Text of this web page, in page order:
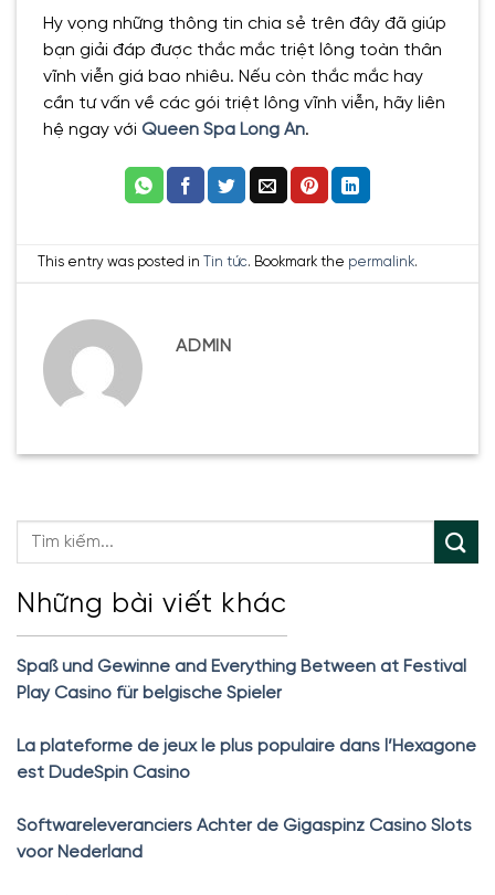
Hy vọng những thông tin chia sẻ trên đây đã giúp
bạn giải đáp được thắc mắc triệt lông toàn thân
vĩnh viễn giá bao nhiêu. Nếu còn thắc mắc hay
cần tư vấn về các gói triệt lông vĩnh viễn, hãy liên
hệ ngay với Queen Spa Long An.
This entry was posted in Tin tức. Bookmark the permalink.
ADMIN
Những bài viết khác
Spaß und Gewinne and Everything Between at Festival
Play Casino für belgische Spieler
La plateforme de jeux le plus populaire dans l’Hexagone
est DudeSpin Casino
Softwareleveranciers Achter de Gigaspinz Casino Slots
voor Nederland